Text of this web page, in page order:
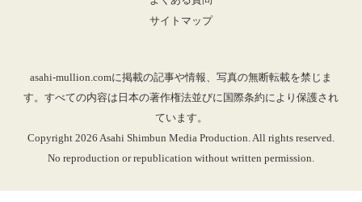
サイトマップ
asahi-mullion.comに掲載の記事や情報、写真の無断転載を禁じま
す。すべての内容は日本の著作権法並びに国際条約により保護され
ています。
Copyright 2026 Asahi Shimbun Media Production. All rights reserved.
No reproduction or republication without written permission.